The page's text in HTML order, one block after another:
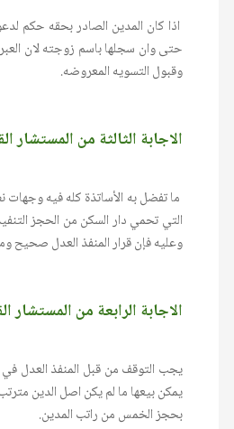
اذا كان المدين الصادر بحقه حكم
حتى وان سجلها باسم زوجته لان
وقبول التسويه المعروضه.
الاجابة الثالثة من
ما تفضل به الأساتذة كله فيه وجهات
التي تحمي دار السكن من الحجز
وعليه فإن قرار المنفذ العدل صحيح
الاجابة الرابعة من
يجب التوقف من قبل المنفذ العدل
بحجز الخمس من راتب المدين.